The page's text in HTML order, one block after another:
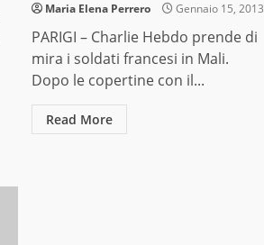
Maria Elena Perrero Gennaio 15, 2013
PARIGI – Charlie Hebdo prende di
mira i soldati francesi in Mali.
Dopo le copertine con il...
Read More